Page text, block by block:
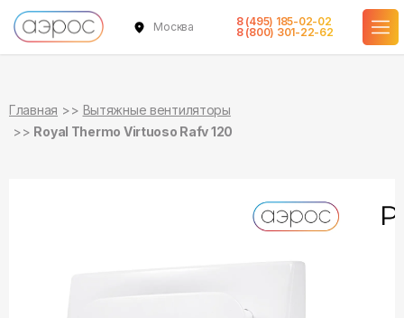
Москва
8 (495) 185-02-02
8 (800) 301-22-62
Главная
Вытяжные вентиляторы
Royal Thermo Virtuoso Rafv 120
в наличии
в наличии